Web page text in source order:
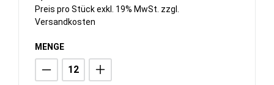
Preis pro Stück exkl. 19% MwSt. zzgl.
Versandkosten
MENGE